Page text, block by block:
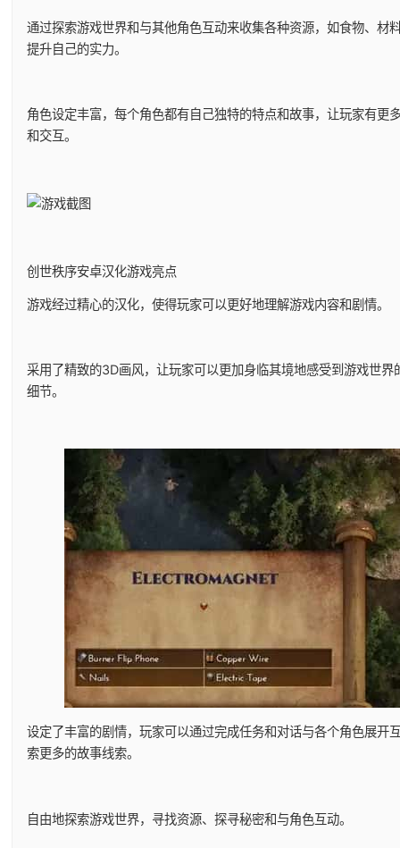
通过探索游戏世界和与其他角色互动来收集各种资源，如食物、材
提升自己的实力。
角色设定丰富，每个角色都有自己独特的特点和故事，让玩家有更
和交互。
创世秩序安卓汉化游戏亮点
游戏经过精心的汉化，使得玩家可以更好地理解游戏内容和剧情。
采用了精致的3D画风，让玩家可以更加身临其境地感受到游戏世界
细节。
设定了丰富的剧情，玩家可以通过完成任务和对话与各个角色展开
索更多的故事线索。
自由地探索游戏世界，寻找资源、探寻秘密和与角色互动。